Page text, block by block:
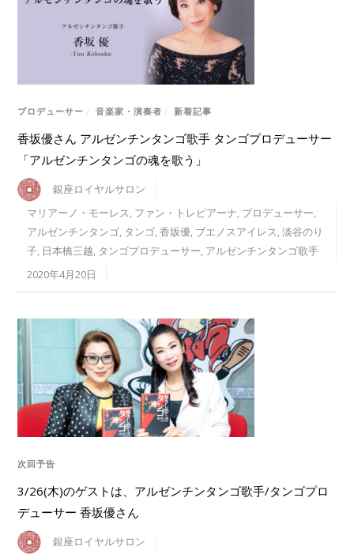
プロデューサー / 音楽家・演奏者 / 新着記事
香坂優さん アルゼンチンタンゴ歌手 タンゴプロデューサー
「アルゼンチンタンゴの魂を歌う」
銀座ロイヤルサロン
マリアーノ・モーレス, ファン・トレピアーナ, プロデューサー,
アルゼンチンタンゴ, タンゴ,香坂優, ブエノスアイレス,淡谷のり
子, 日本橋三越, タンゴプロデューサー, アルゼンチンタンゴ歌手
2020年4月20日
次回予告
3/26(木)のゲストは、アルゼンチンタンゴ歌手/タンゴプロ
デューサー 香坂優さん
銀座ロイヤルサロン